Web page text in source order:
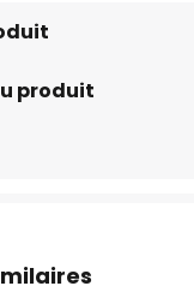
produit